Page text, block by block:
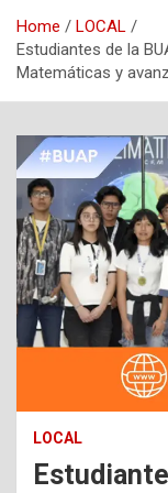
Home
LOCAL
Estudiantes de la
Matemáticas y
LOCAL